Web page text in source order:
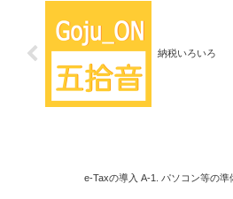
納税いろいろ
e-Taxの導入 A-1. パソコン等の準